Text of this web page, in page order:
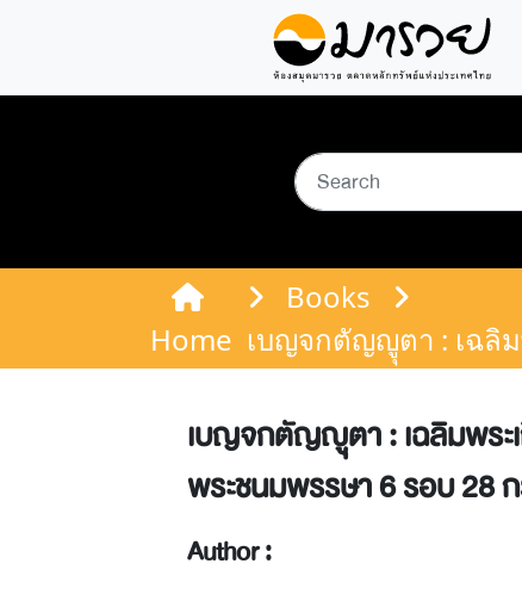
Home
Books
เบญจกตัญญูุตา : เฉลิ
เบญจกตัญญูุตา : เฉลิมพระเ
พระชนมพรรษา 6 รอบ 28
Author :